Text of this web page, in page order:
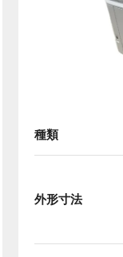
種類
外形寸法